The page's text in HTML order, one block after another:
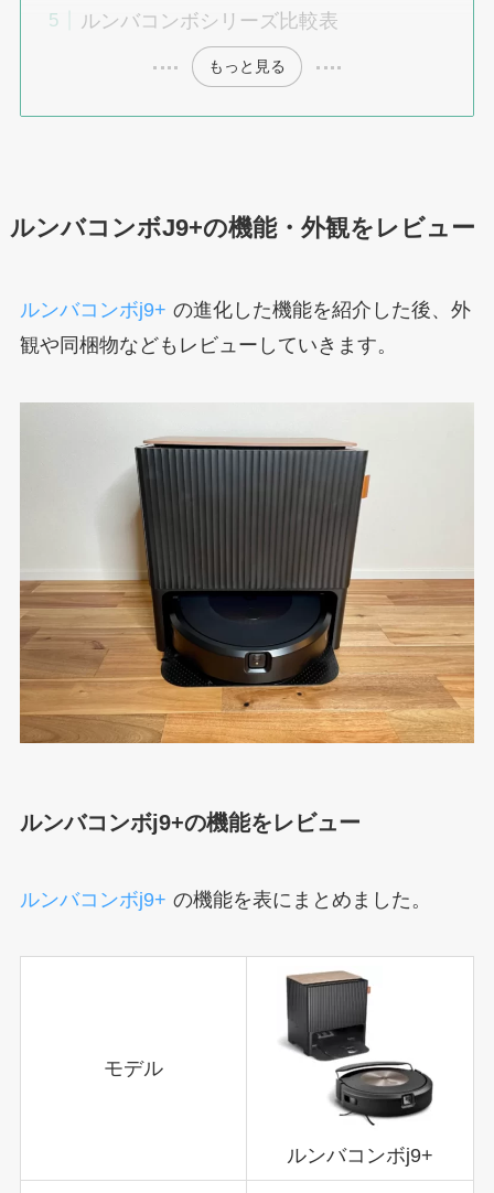
ルンバコンボシリーズ比較表
もっと見る
ルンバコンボJ9+の機能・外観をレビュー
ルンバコンボj9+ の進化した機能を紹介した後、外
観や同梱物などもレビューしていきます。
ルンバコンボj9+の機能をレビュー
ルンバコンボj9+ の機能を表にまとめました。
モデル
ルンバコンボj9+